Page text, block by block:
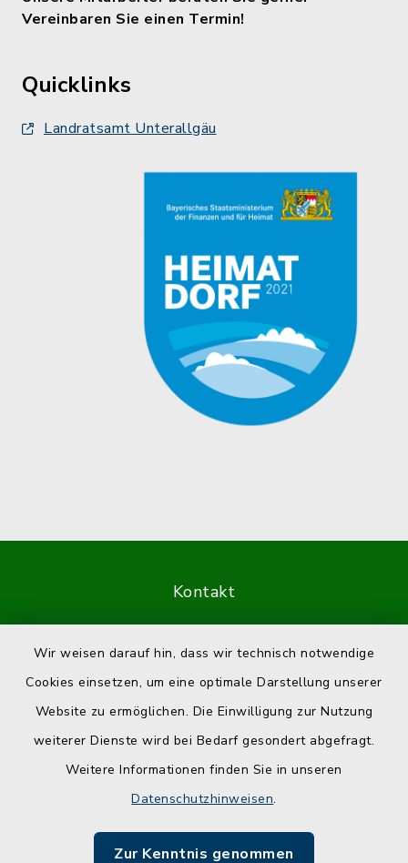
Wir weisen darauf hin, dass wir technisch notwendige
Cookies einsetzen, um eine optimale Darstellung unserer
Website zu ermöglichen. Die Einwilligung zur Nutzung
weiterer Dienste wird bei Bedarf gesondert abgefragt.
Weitere Informationen finden Sie in unseren
Datenschutzhinweisen.
Zur Kenntnis genommen
Vereinbaren Sie einen Termin!
Quicklinks
Landratsamt Unterallgäu
Kontakt
Datenschutz
Impressum
Sitemap
Cookie-Einstellungen